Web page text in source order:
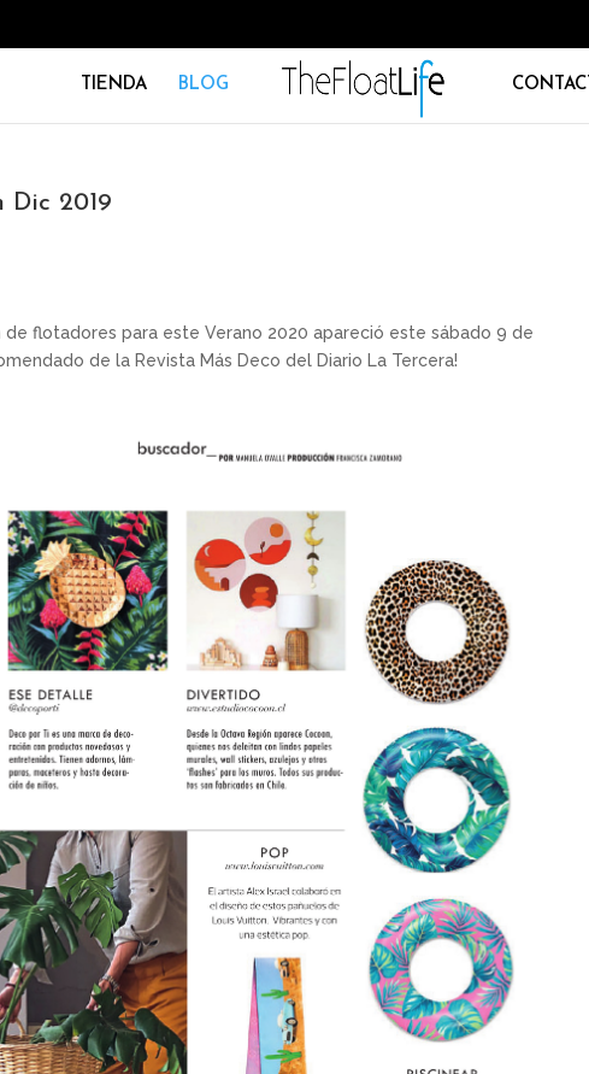
TIENDA BLOG
Dic 2019
de flotadores para este Verano 2020 apareció este sábado 9 de
de la Revista Más Deco del Diario La Tercera!